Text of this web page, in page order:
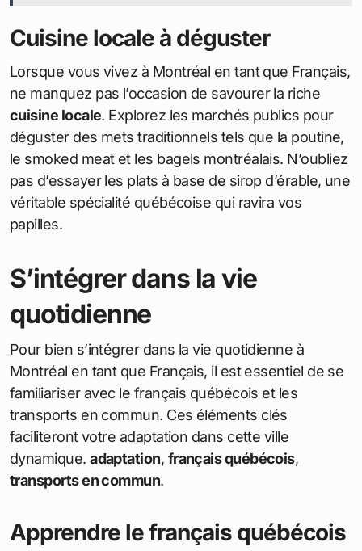
Cuisine locale à déguster
Lorsque vous vivez à Montréal en tant que Français,
ne manquez pas l’occasion de savourer la riche
cuisine locale. Explorez les marchés publics pour
déguster des mets traditionnels tels que la poutine,
le smoked meat et les bagels montréalais. N’oubliez
pas d’essayer les plats à base de sirop d’érable, une
véritable spécialité québécoise qui ravira vos
papilles.
S’intégrer dans la vie
quotidienne
Pour bien s’intégrer dans la vie quotidienne à
Montréal en tant que Français, il est essentiel de se
familiariser avec le français québécois et les
transports en commun. Ces éléments clés
faciliteront votre adaptation dans cette ville
dynamique.adaptation, français québécois,
transports en commun.
Apprendre le français québécois